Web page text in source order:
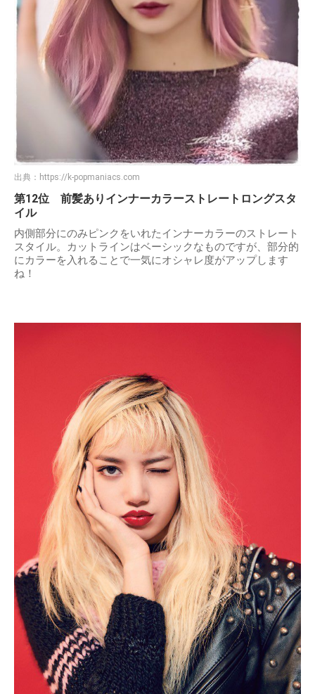
出典： https://k-popmaniacs.com
第12位 前髪ありインナーカラーストレートロングスタ
イル
内側部分にのみピンクをいれたインナーカラーのストレート
スタイル。カットラインはベーシックなものですが、部分的
にカラーを入れることで一気にオシャレ度がアップします
ね！